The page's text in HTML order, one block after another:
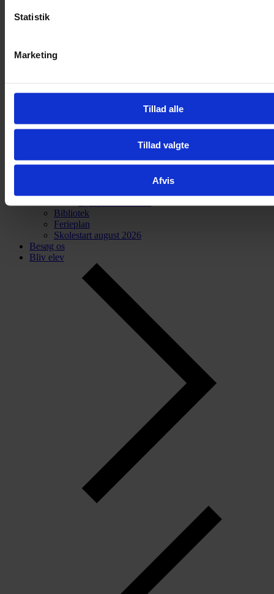
Statistik
Marketing
Tillad alle
Tillad valgte
Afvis
TilbageVejledning
Studievejledning
Matematikvejledning
Vejledningsværktøjer
Bibliotek
Ferieplan
Skolestart august 2026
Besøg os
Bliv elev